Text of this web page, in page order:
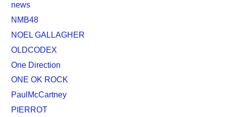
news
NMB48
NOEL GALLAGHER
OLDCODEX
One Direction
ONE OK ROCK
PaulMcCartney
PIERROT